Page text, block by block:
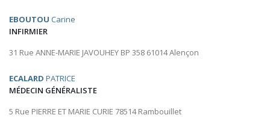
EBOUTOU Carine
INFIRMIER
31 Rue ANNE-MARIE JAVOUHEY BP 358 61014 Alençon
ECALARD PATRICE
MÉDECIN GÉNÉRALISTE
5 Rue PIERRE ET MARIE CURIE 78514 Rambouillet